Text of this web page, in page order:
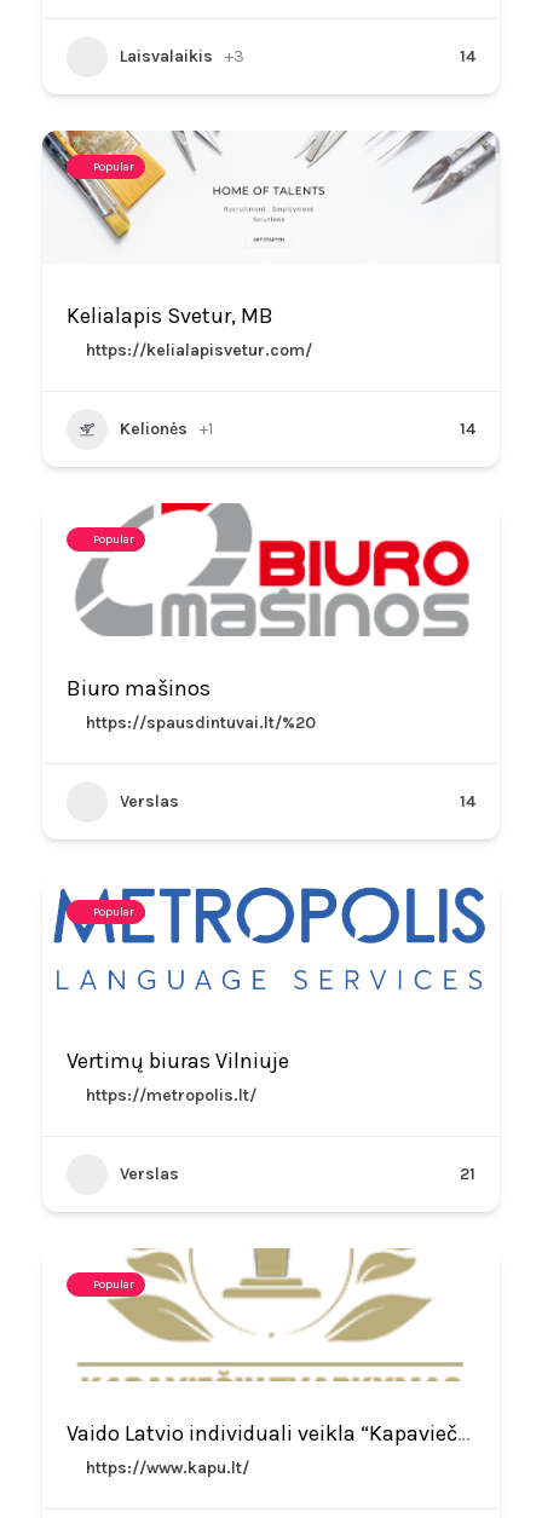
Laisvalaikis +3 14
Popular
Kelialapis Svetur, MB
https://kelialapisvetur.com/
Kelionės +1 14
Popular
Biuro mašinos
https://spausdintuvai.lt/%20
Verslas 14
Popular
Vertimų biuras Vilniuje
https://metropolis.lt/
Verslas 21
Popular
Vaido Latvio individuali veikla “Kapaviečių tvarkymas”
https://www.kapu.lt/